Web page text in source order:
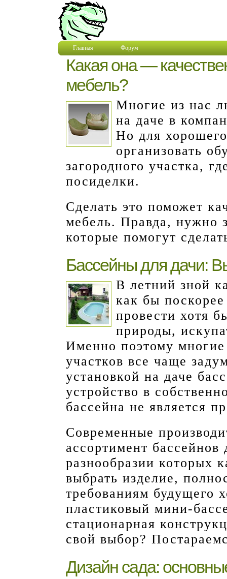
Главная Форум
Какая она —
мебель?
Многие из нас
на даче в
Но для
организовать
загородного участка,
посиделки.
Сделать это поможет
мебель. Правда, нужно
которые помогут
Бассейны для дачи:
В летний зной
как бы
провести хотя
природы,
Именно поэтому
участков все чаще
установкой на даче
устройство в
бассейна не является
Современные
ассортимент
разнообразии
выбрать изделие,
требованиям будущего
пластиковый мини-
стационарная
свой выбор?
Дизайн сада: